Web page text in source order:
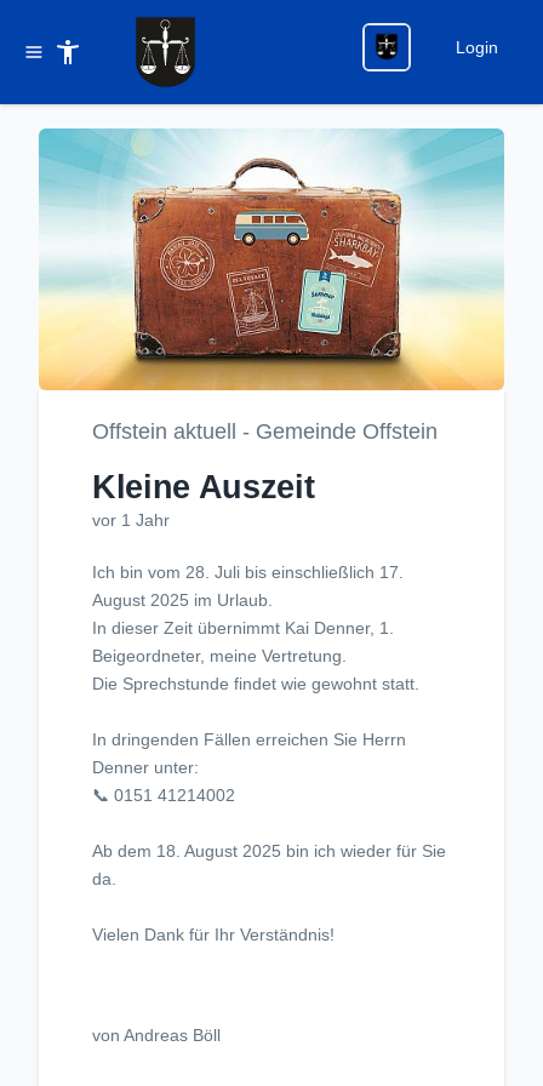
Login
Offstein aktuell - Gemeinde Offstein
Kleine Auszeit
vor 1 Jahr
Ich bin vom 28. Juli bis einschließlich 17.
August 2025 im Urlaub.
In dieser Zeit übernimmt Kai Denner, 1.
Beigeordneter, meine Vertretung.
Die Sprechstunde findet wie gewohnt statt.
In dringenden Fällen erreichen Sie Herrn
Denner unter:
📞 0151 41214002
Ab dem 18. August 2025 bin ich wieder für Sie
da.
Vielen Dank für Ihr Verständnis!
von Andreas Böll